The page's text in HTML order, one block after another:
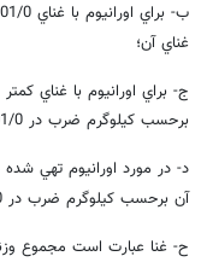
غناي آن؛
برحسب كيلوگرم ضرب در 0001/0؛ و
آن برحسب كيلوگرم ضرب در 00005/0